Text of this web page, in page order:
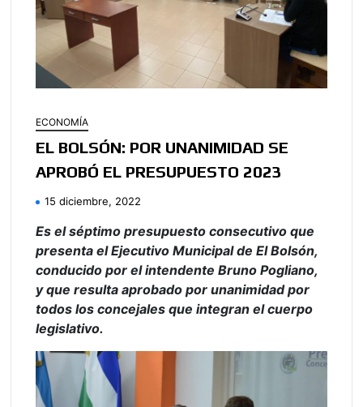
ECONOMÍA
EL BOLSÓN: POR UNANIMIDAD SE
APROBÓ EL PRESUPUESTO 2023
15 diciembre, 2022
Es el séptimo presupuesto consecutivo que
presenta el Ejecutivo Municipal de El Bolsón,
conducido por el intendente Bruno Pogliano,
y que resulta aprobado por unanimidad por
todos los concejales que integran el cuerpo
legislativo.